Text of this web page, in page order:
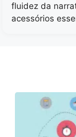
fluidez da
acessórios